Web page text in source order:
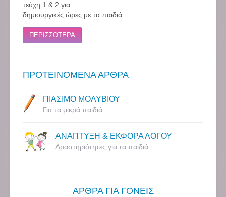
τεύχη 1 & 2 για
δημιουργικές ώρες με τα παιδιά
ΠΕΡΙΣΣΟΤΕΡΑ
ΠΡΟΤΕΙΝΟΜΕΝΑ ΑΡΘΡΑ
ΠΙΑΣΙΜΟ ΜΟΛΥΒΙΟΥ
Για τα μικρά παιδιά
ΑΝΑΠΤΥΞΗ & ΕΚΦΟΡΑ ΛΟΓΟΥ
Δραστηριότητες για τα παιδιά
ΑΡΘΡΑ ΓΙΑ ΓΟΝΕΙΣ